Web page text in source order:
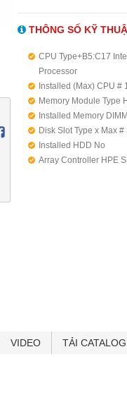
THÔNG SỐ KỸ
CPU Type+B5:C17
Processor
Installed (Max) CPU #
Memory Module Type
Installed Memory
Disk Slot Type x Max
Installed HDD No
Array Controller HPE
VIDEO TẢI